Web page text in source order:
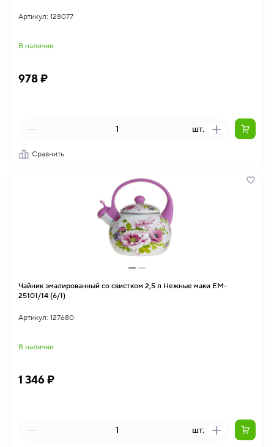
Артикул: 128077
В наличии
978 ₽
шт.
Сравнить
Чайник эмалированный со свистком 2,5 л Нежные маки EM-
25101/14 (6/1)
Артикул: 127680
В наличии
1 346 ₽
шт.